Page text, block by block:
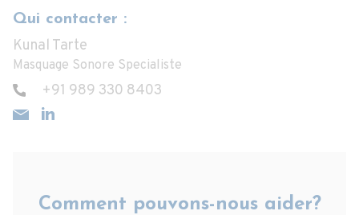
Qui contacter :
Kunal Tarte
Masquage Sonore Specialiste
+91 989 330 8403
Comment pouvons-nous aider?